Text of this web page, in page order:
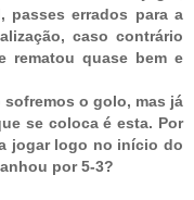
passes errados para a
caso contrário
rematou quase bem e
o golo, mas já
se coloca é esta. Por
jogar logo no início do
por 5-3?